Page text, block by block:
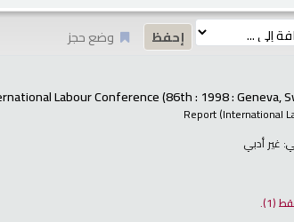
وضع حجز
Labour Conference(86th : 1998 : Geneva,
Report (International
غير أدبي
(1).